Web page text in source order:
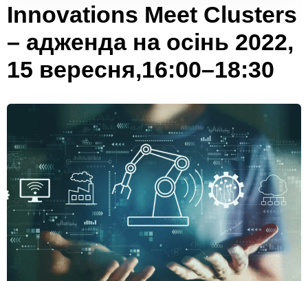
Innovations Meet Clusters
– адженда на осінь 2022,
15 вересня,16:00–18:30